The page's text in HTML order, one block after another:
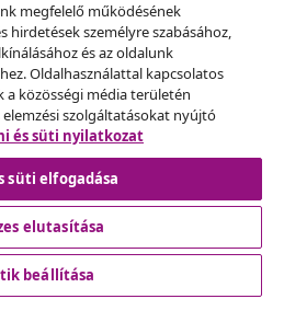
megfelelő működésének
hirdetések személyre szabásához,
és az oldalunk
Oldalhasználattal kapcsolatos
közösségi média területén
szolgáltatásokat nyújtó
és süti nyilatkozat
süti elfogadása
elutasítása
beállítása